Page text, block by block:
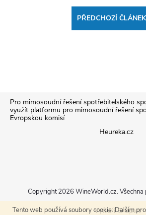
Tento web používá soubory cookie. Dalším
PŘEDCHOZÍ ČLÁNEK
ZPro mimosoudní řešení spotřebitelského
využít platformu pro mimosoudní řešení
Evropskou komisí
Heureka.cz
Vytvořil Shoptet
Copyright 2026 WineWorld.cz.